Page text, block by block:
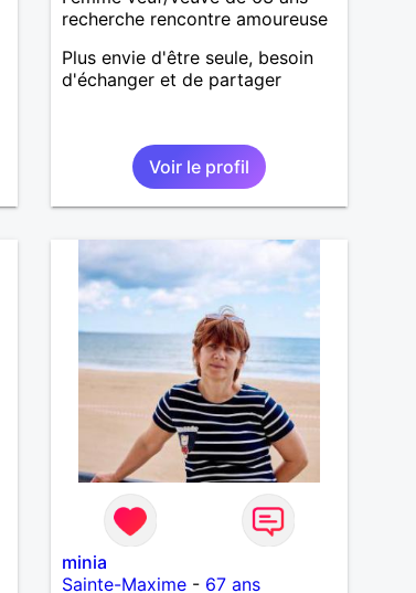
recherche rencontre amoureuse
Plus envie d'être seule, besoin
d'échanger et de partager
Voir le profil
minia
Sainte-Maxime - 67 ans